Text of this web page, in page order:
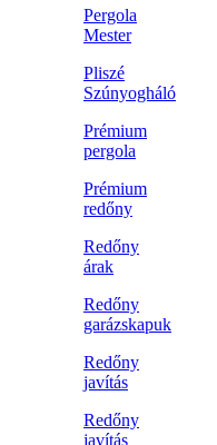
Pergola
Mester
Pliszé
Szúnyogháló
Prémium
pergola
Prémium
redőny
Redőny
árak
Redőny
garázskapuk
Redőny
javítás
Redőny
javítás